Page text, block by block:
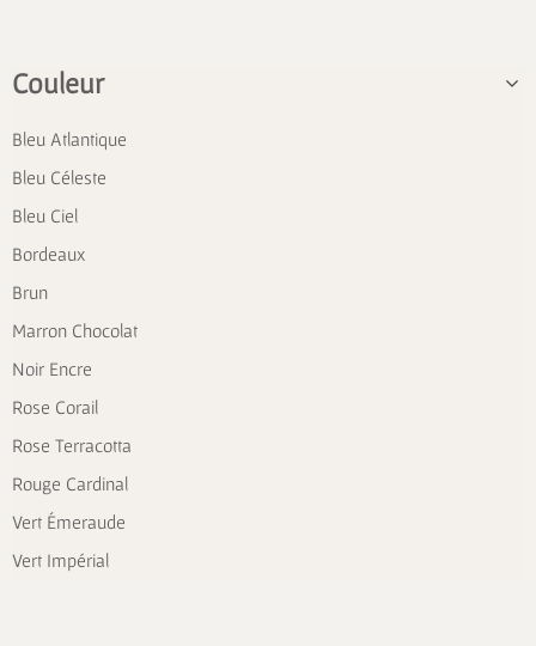
Couleur
Bleu Atlantique
Bleu Céleste
Bleu Ciel
Bordeaux
Brun
Marron Chocolat
Noir Encre
Rose Corail
Rose Terracotta
Rouge Cardinal
Vert Émeraude
Vert Impérial